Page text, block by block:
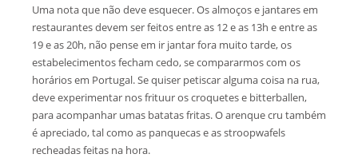
Uma nota que não deve esquecer. Os almoços e jantares em
restaurantes devem ser feitos entre as 12 e as 13h e entre as
19 e as 20h, não pense em ir jantar fora muito tarde, os
estabelecimentos fecham cedo, se compararmos com os
horários em Portugal. Se quiser petiscar alguma coisa na rua,
deve experimentar nos frituur os croquetes e bitterballen,
para acompanhar umas batatas fritas. O arenque cru também
é apreciado, tal como as panquecas e as stroopwafels
recheadas feitas na hora.